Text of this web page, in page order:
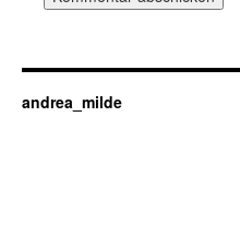
andrea_milde